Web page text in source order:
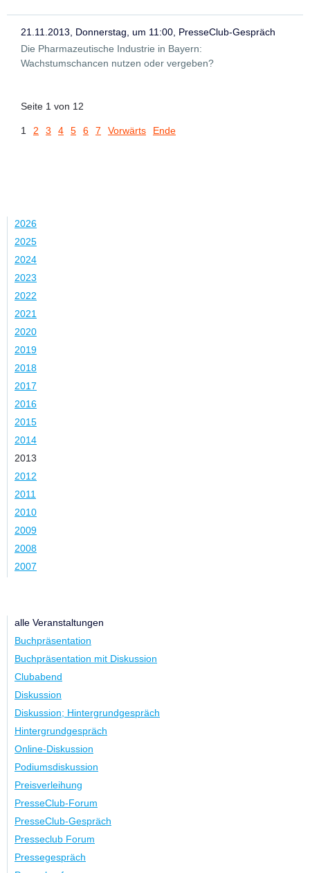
21.11.2013, Donnerstag, um 11:00, PresseClub-Gespräch
Die Pharmazeutische Industrie in Bayern:
Wachstumschancen nutzen oder vergeben?
Seite 1 von 12
1 2 3 4 5 6 7 Vorwärts Ende
2026
2025
2024
2023
2022
2021
2020
2019
2018
2017
2016
2015
2014
2013
2012
2011
2010
2009
2008
2007
alle Veranstaltungen
Buchpräsentation
Buchpräsentation mit Diskussion
Clubabend
Diskussion
Diskussion; Hintergrundgespräch
Hintergrundgespräch
Online-Diskussion
Podiumsdiskussion
Preisverleihung
PresseClub-Forum
PresseClub-Gespräch
Presseclub Forum
Pressegespräch